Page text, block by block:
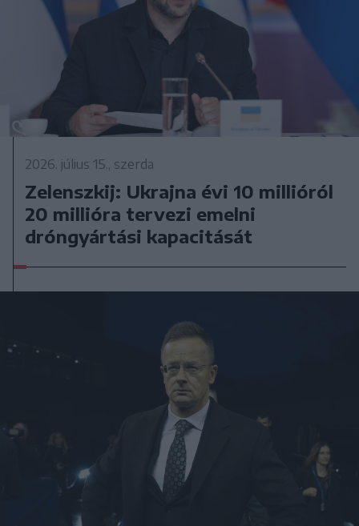
2026. július 15., szerda
Zelenszkij: Ukrajna évi 10 millióról
20 millióra tervezi emelni
dróngyártási kapacitását